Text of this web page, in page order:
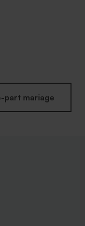
part mariage